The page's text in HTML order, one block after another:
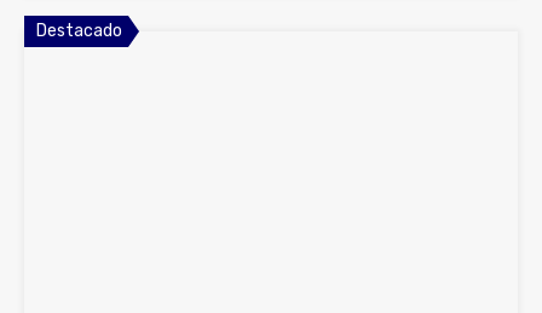
Destacado